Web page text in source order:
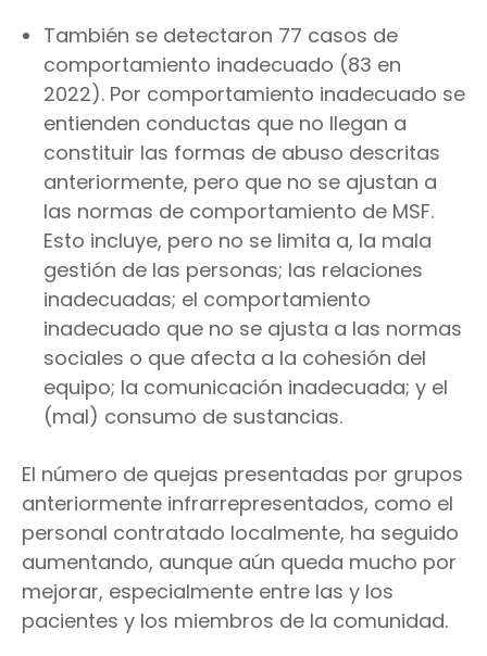
También se detectaron 77 casos de
comportamiento inadecuado (83 en
2022). Por comportamiento inadecuado se
entienden conductas que no llegan a
constituir las formas de abuso descritas
anteriormente, pero que no se ajustan a
las normas de comportamiento de MSF.
Esto incluye, pero no se limita a, la mala
gestión de las personas; las relaciones
inadecuadas; el comportamiento
inadecuado que no se ajusta a las normas
sociales o que afecta a la cohesión del
equipo; la comunicación inadecuada; y el
(mal) consumo de sustancias.
El número de quejas presentadas por grupos
anteriormente infrarrepresentados, como el
personal contratado localmente, ha seguido
aumentando, aunque aún queda mucho por
mejorar, especialmente entre las y los
pacientes y los miembros de la comunidad.